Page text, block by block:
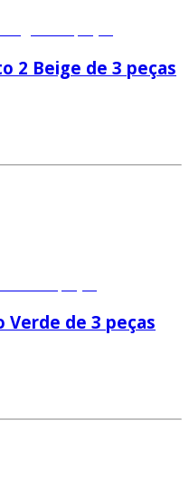
2 Beige de 3 peças
Verde de 3 peças